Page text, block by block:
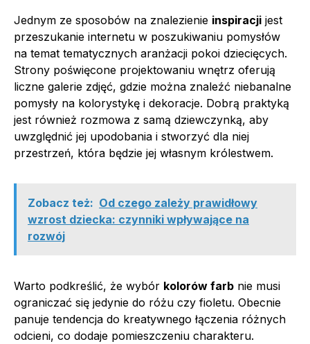
Jednym ze sposobów na znalezienie inspiracji jest
przeszukanie internetu w poszukiwaniu pomysłów
na temat tematycznych aranżacji pokoi dziecięcych.
Strony poświęcone projektowaniu wnętrz oferują
liczne galerie zdjęć, gdzie można znaleźć niebanalne
pomysły na kolorystykę i dekoracje. Dobrą praktyką
jest również rozmowa z samą dziewczynką, aby
uwzględnić jej upodobania i stworzyć dla niej
przestrzeń, która będzie jej własnym królestwem.
Zobacz też: Od czego zależy prawidłowy
wzrost dziecka: czynniki wpływające na
rozwój
Warto podkreślić, że wybór kolorów farb nie musi
ograniczać się jedynie do różu czy fioletu. Obecnie
panuje tendencja do kreatywnego łączenia różnych
odcieni, co dodaje pomieszczeniu charakteru.